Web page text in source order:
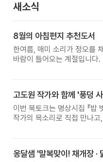
새소식
8월의 아침편지 추천도서
한여름, 매미 소리가 정오를
바람이 들어오는 계절입니다.
고도원 작가와 함께 '풍덩
이번 북토크는 명상시집 『밥
작가의 목소리로 직접 만나고
옹달샘 '말복맞이! 채개장 ·